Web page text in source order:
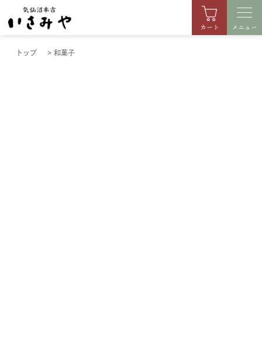
カート メニュー
トップ >和菓子